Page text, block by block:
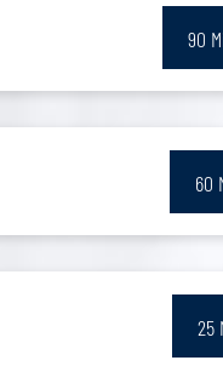
90
60
25